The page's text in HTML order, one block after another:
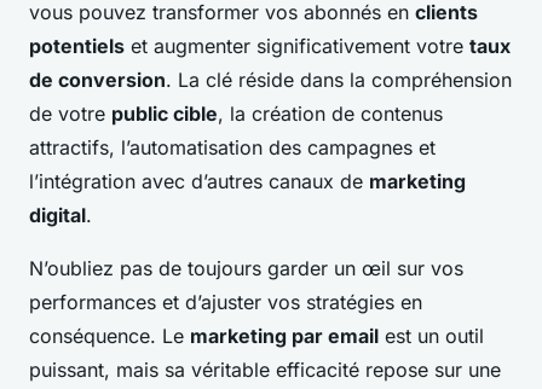
vous pouvez transformer vos abonnés en clients
potentiels et augmenter significativement votre taux
de conversion. La clé réside dans la compréhension
de votre public cible, la création de contenus
attractifs, l’automatisation des campagnes et
l’intégration avec d’autres canaux de marketing
digital.
N’oubliez pas de toujours garder un œil sur vos
performances et d’ajuster vos stratégies en
conséquence. Le marketing par email est un outil
puissant, mais sa véritable efficacité repose sur une